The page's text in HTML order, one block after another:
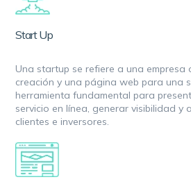
Start Up
Una startup se refiere a una empresa
creación y una página web para una
herramienta fundamental para
servicio en línea, generar visibilidad y
clientes e inversores.